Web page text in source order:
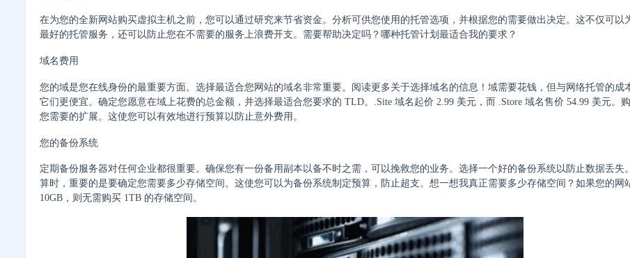
在为您的全新网站购买虚拟主机之前，您可以通过研究来节省资金。分析可供您使用的托管选项，并根据您的需要做出决定。这不仅可以
最好的托管服务，还可以防止您在不需要的服务上浪费开支。需要帮助决定吗？哪种托管计划最适合我的要求？
域名费用
您的域是您在线身份的最重要方面。选择最适合您网站的域名非常重要。阅读更多关于选择域名的信息！域需要花钱，但与网络托管的成
它们更便宜。确定您愿意在域上花费的总金额，并选择最适合您要求的 TLD。.Site 域名起价 2.99 美元，而 .Store 域名售价 54.99 美元。
您需要的扩展。这使您可以有效地进行预算以防止意外费用。
您的备份系统
定期备份服务器对任何企业都很重要。确保您有一份备用副本以备不时之需，可以挽救您的业务。选择一个好的备份系统以防止数据丢失
算时，重要的是要确定您需要多少存储空间。这使您可以为备份系统制定预算，防止超支。想一想我真正需要多少存储空间？如果您的网
10GB，则无需购买 1TB 的存储空间。